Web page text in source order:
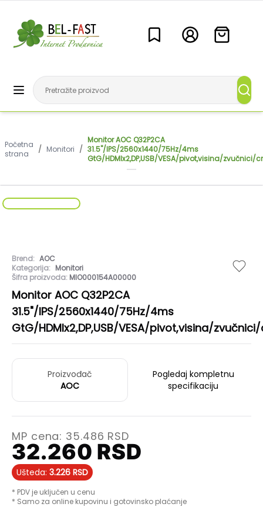
Početna
strana
/ Monitori /
Monitor AOC Q32P2CA
31.5"/IPS/2560x1440/75Hz/4ms
GtG/HDMIx2,DP,USB/VESA/pivot,visina/zvučnici/
Brend: AOC
Kategorija: Monitori
Šifra proizvoda: MIO000154A00000
Monitor AOC Q32P2CA
31.5"/IPS/2560x1440/75Hz/4ms
GtG/HDMIx2,DP,USB/VESA/pivot,visina/
Proizvođač
AOC
Pogledaj kompletnu
specifikaciju
MP cena: 35.486 RSD
32.260 RSD
Ušteda: 3.226 RSD
* PDV je uključen u cenu
* Samo za online kupovinu i gotovinsko plaćanje